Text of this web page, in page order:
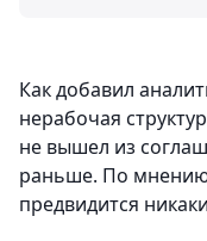
Как добавил
нерабочая
не вышел из
раньше. По мнению
предвидится